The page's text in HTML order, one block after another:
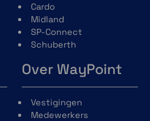
Cardo
Midland
SP-Connect
Schuberth
Over WayPoint
Vestigingen
Medewerkers